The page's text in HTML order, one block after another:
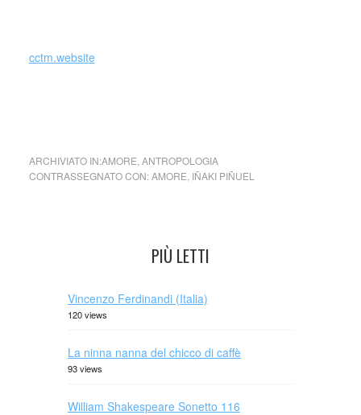
cctm.website
ARCHIVIATO IN:AMORE ANTROPOLOGIA
CONTRASSEGNATO CON:AMORE IÑAKI PIÑUEL
PIÙ LETTI
Vincenzo Ferdinandi (Italia)
120 views
La ninna nanna del chicco di caffè
93 views
William Shakespeare Sonetto 116